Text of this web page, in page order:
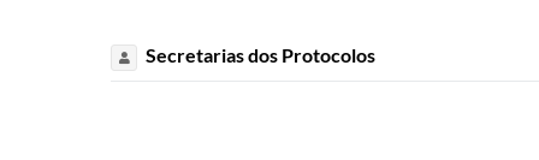
Secretarias dos Protocolos